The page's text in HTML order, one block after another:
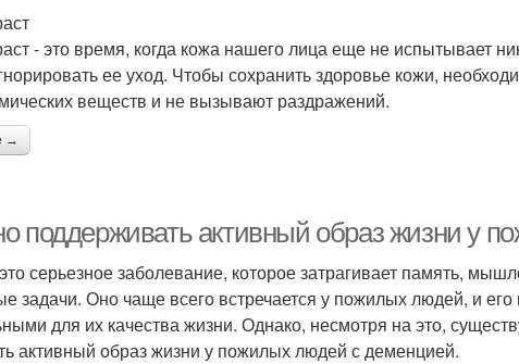
- это время, когда кожа нашего лица еще не испытывает
ее уход. Чтобы сохранить здоровье кожи,
веществ и не вызывают раздражений.
→
поддерживать активный образ жизни у
серьезное заболевание, которое затрагивает память,
задачи. Оно чаще всего встречается у пожилых людей, и его
для их качества жизни. Однако, несмотря на это,
активный образ жизни у пожилых людей с деменцией.